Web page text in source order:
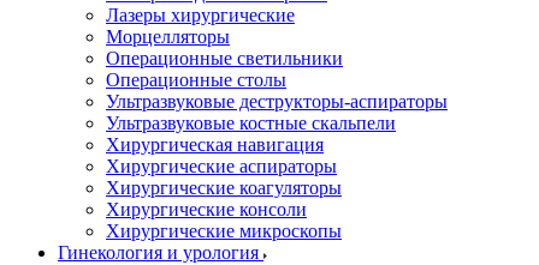
Лазеры хирургические
Морцелляторы
Операционные светильники
Операционные столы
Ультразвуковые деструкторы-аспираторы
Ультразвуковые костные скальпели
Хирургическая навигация
Хирургические аспираторы
Хирургические коагуляторы
Хирургические консоли
Хирургические микроскопы
Гинекология и урология